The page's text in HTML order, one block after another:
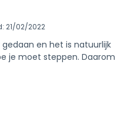
21/02/2022
en het is natuurlijk
je moet steppen. Daarom